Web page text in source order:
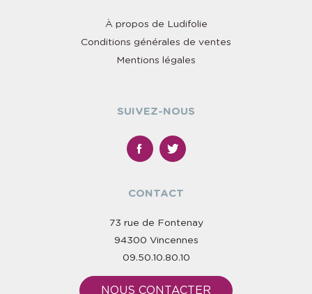
À propos de Ludifolie
Conditions générales de ventes
Mentions légales
SUIVEZ-NOUS
CONTACT
73 rue de Fontenay
94300 Vincennes
09.50.10.80.10
NOUS CONTACTER